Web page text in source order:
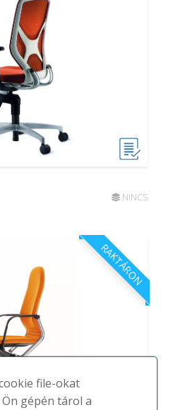
NINCS
RAKTÁRON
file-okat
gépén tárol a